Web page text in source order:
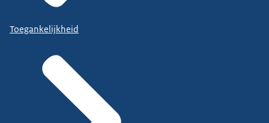
Toegankelijkheid